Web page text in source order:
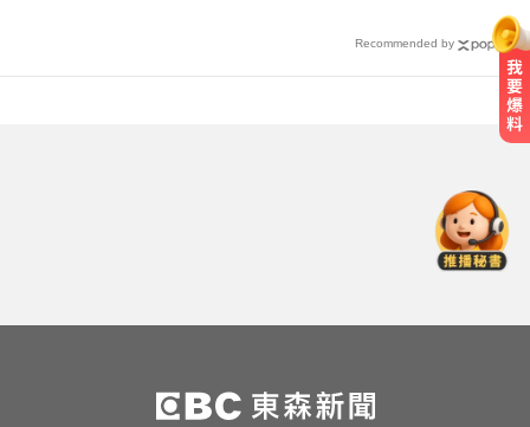
Recommended by
假」 蔣萬安說明了！
快訊／颱風假最新！全台9地達標
「停班停課」 風雨預測一次看